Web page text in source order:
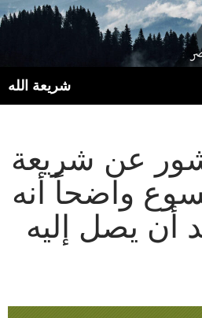
شريعة الله
منشور عن شريعة
واضحاً أنه
أن يصل إليه